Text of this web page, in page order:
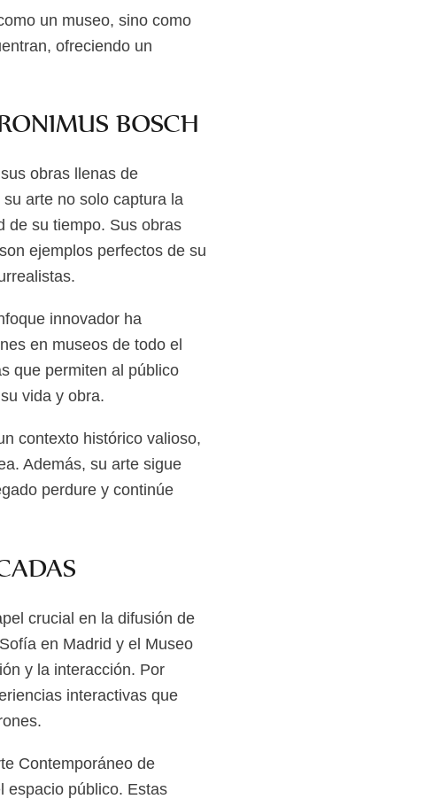
un museo, sino como
ofreciendo un
BOSCH
obras llenas de
arte no solo captura la
de su tiempo. Sus obras
ejemplos perfectos de su
innovador ha
en museos de todo el
que permiten al público
vida y obra.
contexto histórico valioso,
Además, su arte sigue
perdure y continúe
crucial en la difusión de
en Madrid y el Museo
y la interacción. Por
interactivas que
Contemporáneo de
espacio público. Estas